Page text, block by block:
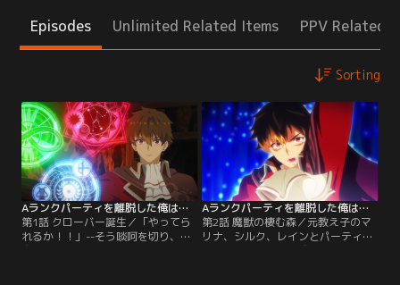
Episodes Unlimited Related Items PPV Related
Sorting
Aランクパーティを離脱した俺は、元教え子たちと迷宮深部を目指す。 第01話
第1話 クローバー誕生／「やってら
れるか！！」--そう啖呵を切り、赤
Aランクパーティを離脱した俺は、元教え子たちと迷宮深部を目指す。 第02話
第2話 魔獣の棲む森／元教え子のマ
リナ、シルク、レインとパーティ
「クローバー」を結成したユーク。